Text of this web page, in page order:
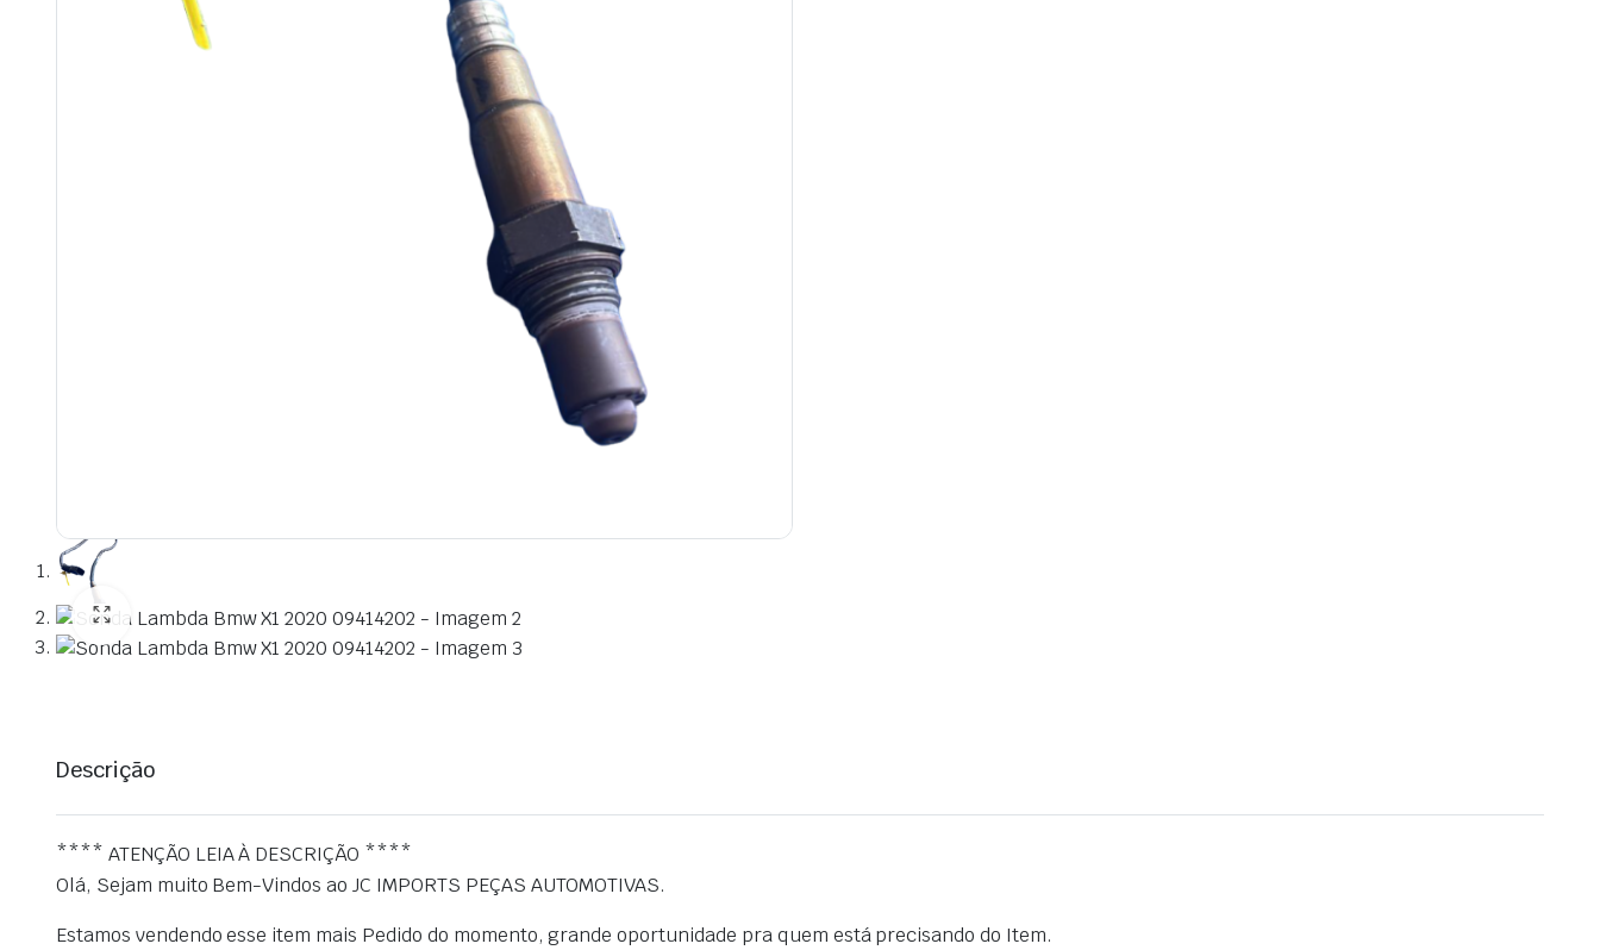
Descrição
**** ATENÇÃO LEIA À DESCRIÇÃO ****
Olá, Sejam muito Bem-Vindos ao JC IMPORTS PEÇAS AUTOMOTIVAS.
Estamos vendendo esse item mais Pedido do momento, grande oportunidade pra quem está precisando do Item.